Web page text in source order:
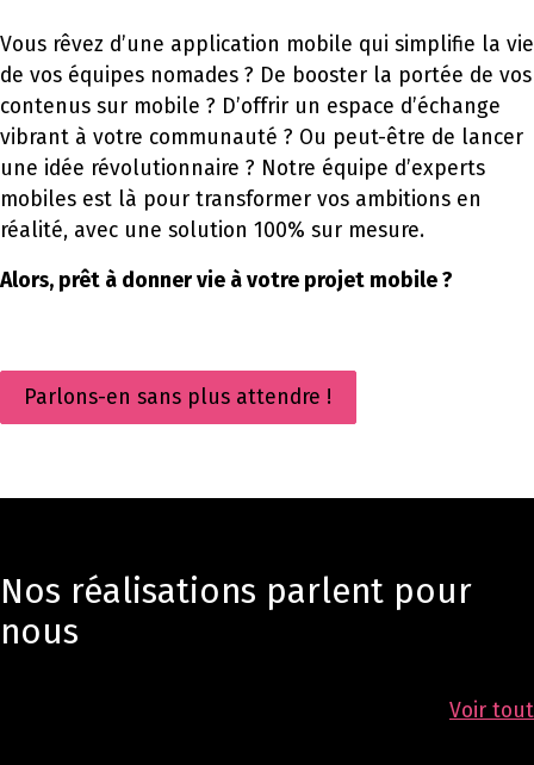
Vous rêvez d’une application mobile qui simplifie la vie
de vos équipes nomades ? De booster la portée de vos
contenus sur mobile ? D’offrir un espace d’échange
vibrant à votre communauté ? Ou peut-être de lancer
une idée révolutionnaire ? Notre équipe d’experts
mobiles est là pour transformer vos ambitions en
réalité, avec une solution 100% sur mesure.
Alors, prêt à donner vie à votre projet mobile ?
Parlons-en sans plus attendre !
Nos réalisations parlent pour
nous
Voir tout